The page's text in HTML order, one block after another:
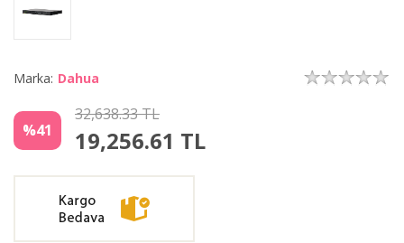
Marka: Dahua
%41
32,638.33 TL
19,256.61 TL